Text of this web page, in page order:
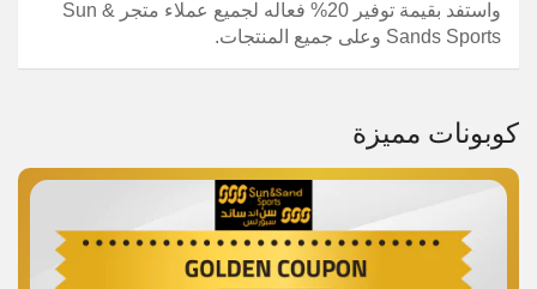
واستفد بقيمة توفير 20% فعاله لجميع عملاء متجر Sun &
Sands Sports وعلى جميع المنتجات.
كوبونات مميزة